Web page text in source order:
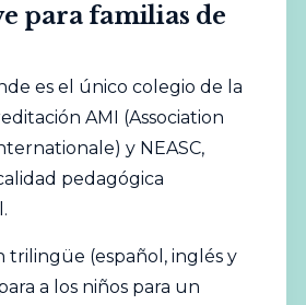
para familias de
es el únicocolegio de la
AMI (Association
y NEASC,
pedagógica
trilingüe (español, inglés y
a los niños para un